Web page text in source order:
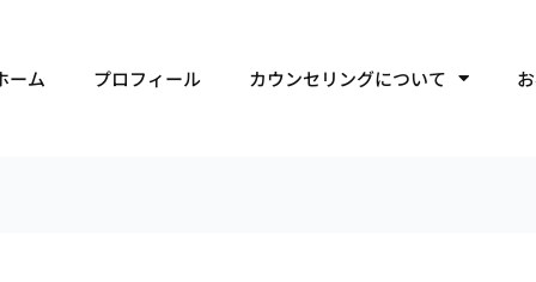
ーム プロフィール カウンセリングについて